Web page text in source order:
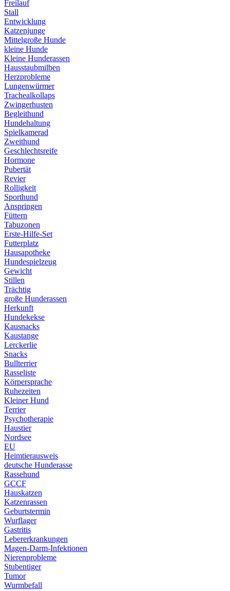
Freilauf
Stall
Entwicklung
Katzenjunge
Mittelgroße Hunde
kleine Hunde
Kleine Hunderassen
Hausstaubmilben
Herzprobleme
Lungenwürmer
Trachealkollaps
Zwingerhusten
Begleithund
Hundehaltung
Spielkamerad
Zweithund
Geschlechtsreife
Hormone
Pubertät
Revier
Rolligkeit
Sporthund
Anspringen
Füttern
Tabuzonen
Erste-Hilfe-Set
Futterplatz
Hausapotheke
Hundespielzeug
Gewicht
Stillen
Trächtig
große Hunderassen
Herkunft
Hundekekse
Kausnacks
Kaustange
Lerckerlie
Snacks
Bullterrier
Rasseliste
Körpersprache
Ruhezeiten
Kleiner Hund
Terrier
Psychotherapie
Haustier
Nordsee
EU
Heimtierausweis
deutsche Hunderasse
Rassehund
GCCF
Hauskatzen
Katzenrassen
Geburtstermin
Wurflager
Gastritis
Lebererkrankungen
Magen-Darm-Infektionen
Nierenprobleme
Stubentiger
Tumor
Wurmbefall